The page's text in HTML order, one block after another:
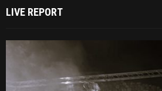
LIVE REPORT